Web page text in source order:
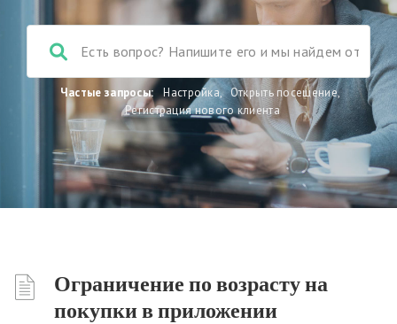
Частые запросы: Настройка, Открыть посещение,
Регистрация нового клиента
Ограничение по возрасту на
покупки в приложении